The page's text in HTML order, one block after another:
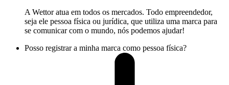
A Wettor atua em todos os mercados. Todo empreendedor,
seja ele pessoa física ou jurídica, que utiliza uma marca para
se comunicar com o mundo, nós podemos ajudar!
Posso registrar a minha marca como pessoa física?